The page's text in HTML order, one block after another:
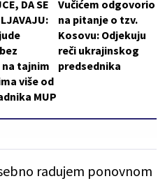
DA SE
tajnim
više od
MUP
Vučićem odgovorio
na pitanje o tzv.
Kosovu: Odjekuju
reči ukrajinskog
predsednika
radujem ponovnom